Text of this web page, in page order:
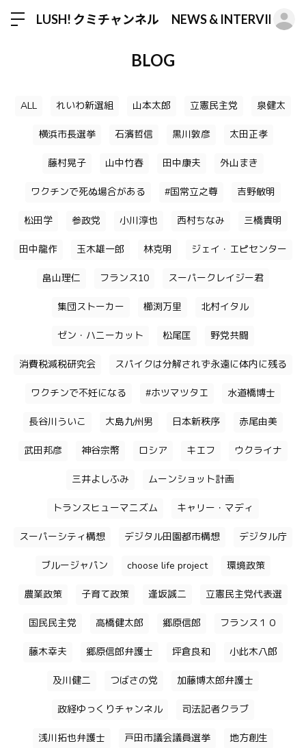
LUSH! クミチャンネル NEWS & INTERVIEW
BLOG
ALL れいわ新選組 山本太郎 立憲民主党 泉健太
横浜市長選挙 石濱哲信 黒川敦彦 太田正孝
藤村晃子 山中竹春 田中康夫 外山まき
ワクチンで死ぬ場合がある #国常立之尊 吉野敏明
松田学 参政党 小川淳也 西村ちなみ 三橋貴明
田中龍作 玉木雄一郎 林克明 ジェイ・エピセンター
畠山理仁 フランス10 スーパークレイジー君
集団ストーカー 櫛渕万里 北村イタル
ゼン・ハニーカット 松尾匡 野党共闘
消費税減税研究会 スパイクは分解されず永遠に体内に残る
ワクチンで不妊になる #ホツマツタエ 水道橋博士
長谷川ういこ 大島九州男 日本新秩序 赤尾由美
武田邦彦 神谷宗幣 ロシア キエフ ウクライナ
三井よしふみ ムーンショット計画
トランスヒューマニズム キャリー・マディ
スーパーシティ構想 デジタル田園都市構想 デジタル庁
ブルージャパン choose life project 環境政策
農業政策 子育て政策 逢坂誠二 立憲民主党代表選
国民民主党 高橋健太郎 郷原信郎 フランス１０
藤木幸夫 郷原信郎弁護士 坪倉良和 小此木八郎
及川健二 つばさの党 加藤博太郎弁護士
政経ゆっくりチャンネル 司法記者クラブ
浅川拓也弁護士 戸田市議会議員選挙 地方創生